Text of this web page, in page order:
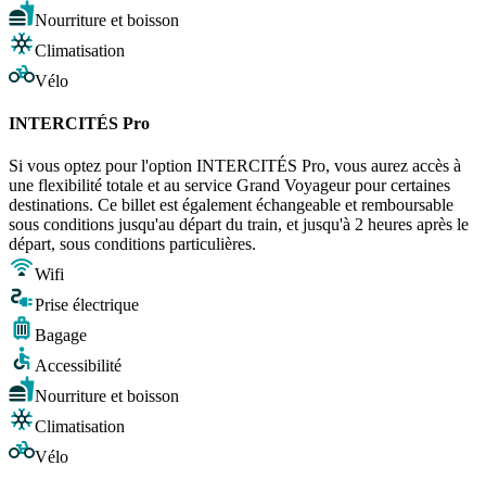
Nourriture et boisson
Climatisation
Vélo
INTERCITÉS Pro
Si vous optez pour l'option INTERCITÉS Pro, vous aurez accès à
une flexibilité totale et au service Grand Voyageur pour certaines
destinations. Ce billet est également échangeable et remboursable
sous conditions jusqu'au départ du train, et jusqu'à 2 heures après le
départ, sous conditions particulières.
Wifi
Prise électrique
Bagage
Accessibilité
Nourriture et boisson
Climatisation
Vélo